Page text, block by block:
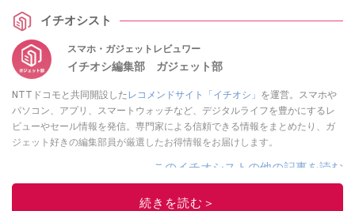
イチオシスト
スマホ・ガジェットレビュワー
イチオシ編集部 ガジェット部
NTTドコモと共同開設した レコメンドサイト「イチオシ」 を運営。スマホや
パソコン、アプリ、スマートウォッチなど、デジタルライフを豊かにするレ
ビューやセール情報を発信。専門家による信頼できる情報をまとめたり、ガ
ジェット好きの編集部員が厳選したお得情報をお届けします。
このイチオシストの他の記事を読む
続きを読む＞